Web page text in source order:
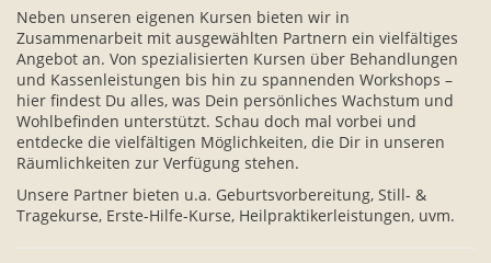
Neben unseren eigenen Kursen bieten wir in
Zusammenarbeit mit ausgewählten Partnern ein vielfältiges
Angebot an. Von spezialisierten Kursen über Behandlungen
und Kassenleistungen bis hin zu spannenden Workshops –
hier findest Du alles, was Dein persönliches Wachstum und
Wohlbefinden unterstützt. Schau doch mal vorbei und
entdecke die vielfältigen Möglichkeiten, die Dir in unseren
Räumlichkeiten zur Verfügung stehen.
Unsere Partner bieten u.a. Geburtsvorbereitung, Still- &
Tragekurse, Erste-Hilfe-Kurse, Heilpraktikerleistungen, uvm.